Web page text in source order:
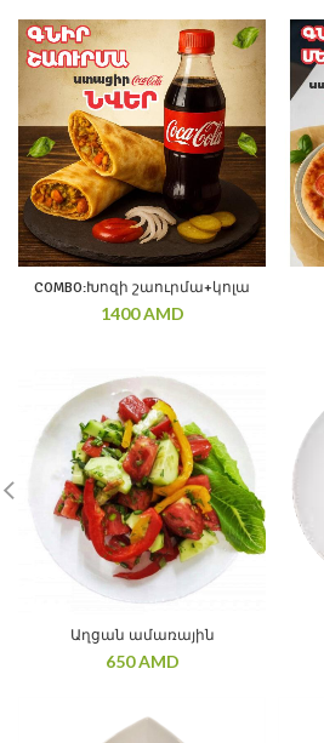
COMBO:Խոզի շաուրմա+կոլա
1400AMD
Աղցան ամառային
650AMD